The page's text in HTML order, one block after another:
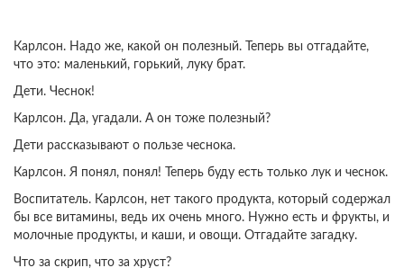
Карлсон. Надо же, какой он полезный. Теперь вы отгадайте,
что это: маленький, горький, луку брат.
Дети. Чеснок!
Карлсон. Да, угадали. А он тоже полезный?
Дети рассказывают о пользе чеснока.
Карлсон. Я понял, понял! Теперь буду есть только лук и чеснок.
Воспитатель. Карлсон, нет такого продукта, который содержал
бы все витамины, ведь их очень много. Нужно есть и фрукты, и
молочные продукты, и каши, и овощи. Отгадайте загадку.
Что за скрип, что за хруст?